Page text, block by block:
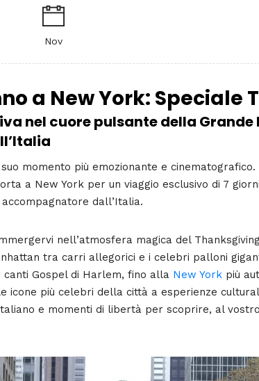
Nov
a New York: Speciale
nel cuore pulsante della Grande
momento più emozionante e cinematografico.
a New York per un viaggio esclusivo di 7
dall’Italia.
nell’atmosfera magica del
tra carri allegorici e i celebri palloni
canti Gospel di Harlem, fino alla New York più
icone più celebri della città a esperienze
e momenti di libertà per scoprire, al